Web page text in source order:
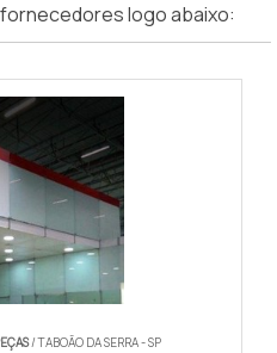
logo abaixo:
/ TABOÃO DA SERRA - SP